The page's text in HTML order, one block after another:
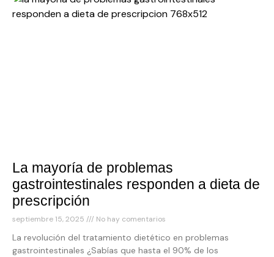
La mayoría de problemas
gastrointestinales responden a dieta de
prescripción
septiembre 15, 2025 No hay comentarios
La revolución del tratamiento dietético en problemas
gastrointestinales ¿Sabías que hasta el 90% de los